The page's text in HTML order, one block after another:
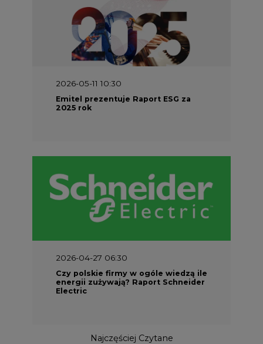
2026-05-11 10:30
Emitel prezentuje Raport ESG za
2025 rok
2026-04-27 06:30
Czy polskie firmy w ogóle wiedzą ile
energii zużywają? Raport Schneider
Electric
Najczęściej Czytane